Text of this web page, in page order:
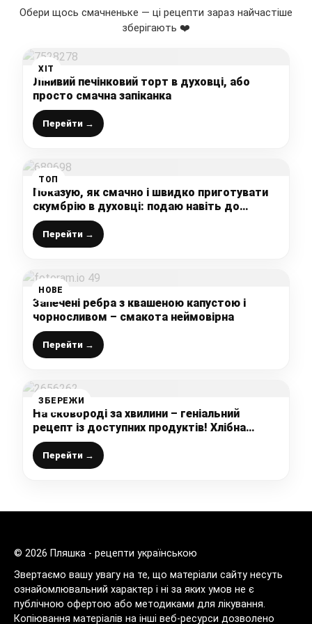
Обери щось смачненьке — ці рецепти зараз найчастіше
зберігають ❤️
ХІТ
Лінивий печінковий торт в духовці, або
просто смачна запіканка
Перейти →
ТОП
Показую, як смачно і швидко приготувати
скумбрію в духовці: подаю навіть до
святкового столу, всі хто пробує просять
рецепт
Перейти →
НОВЕ
Запечені ребра з квашеною капустою і
чорносливом – смакота неймовірна
Перейти →
ЗБЕРЕЖИ
На сковороді за хвилини – геніальний
рецепт із доступних продуктів! Хлібна
запіканка або піца-пиріг
Перейти →
© 2026 Пляшка - рецепти українською
Звертаємо вашу увагу на те, що матеріали сайту несуть
ознайомлювальний характер і ні за яких умов не є
публічною офертою або методиками для лікування.
Копіювання матеріалів на інші веб-ресурси дозволено